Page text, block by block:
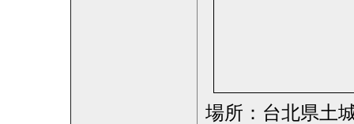
場所：台北県土